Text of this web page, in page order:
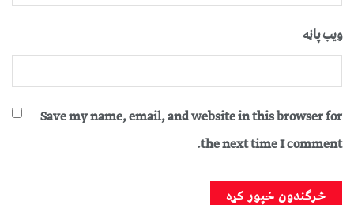
ویب پاڼه
Save my name, email, and website in this browser for
the next time I comment.